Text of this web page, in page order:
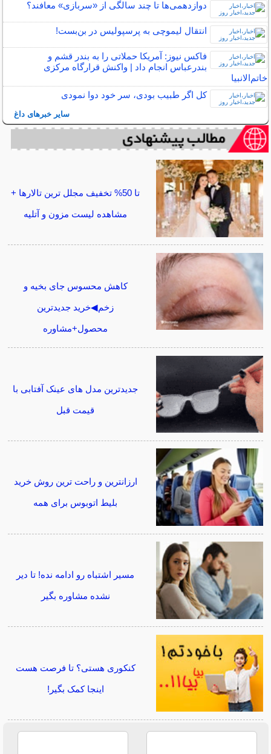
دوازدهمی‌ها تا چند سالگی از «سربازی» معافند؟
انتقال لیموچی به پرسپولیس در بن‌بست!
فاکس نیوز: آمریکا حملاتی را به بندر قشم و
بندرعباس انجام داد | واکنش قرارگاه مرکزی
خاتم‌الانبیا
کل اگر طبیب بودی، سر خود دوا نمودی
سایر خبرهای داغ
تا 50% تخفیف مجلل ترین تالارها +
مشاهده لیست مزون و آتلیه
کاهش محسوس جای بخیه و
زخم◀خرید جدیدترین
محصول+مشاوره
جدیدترین مدل های عینک آفتابی با
قیمت قبل
ارزانترین و راحت ترین روش خرید
بلیط اتوبوس برای همه
مسیر اشتباه رو ادامه نده! تا دیر
نشده مشاوره بگیر
کنکوری هستی؟ تا فرصت هست
اینجا کمک بگیر!